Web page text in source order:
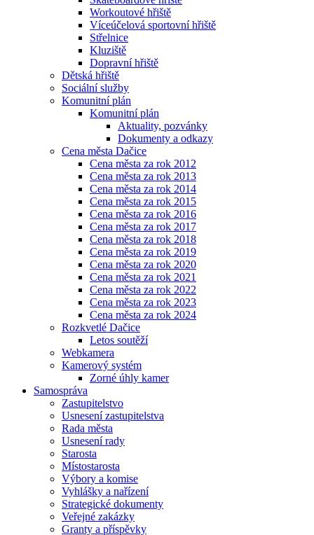
Workoutové hřiště
Víceúčelová sportovní hřiště
Střelnice
Kluziště
Dopravní hřiště
Dětská hřiště
Sociální služby
Komunitní plán
Komunitní plán
Aktuality, pozvánky
Dokumenty a odkazy
Cena města Dačice
Cena města za rok 2012
Cena města za rok 2013
Cena města za rok 2014
Cena města za rok 2015
Cena města za rok 2016
Cena města za rok 2017
Cena města za rok 2018
Cena města za rok 2019
Cena města za rok 2020
Cena města za rok 2021
Cena města za rok 2022
Cena města za rok 2023
Cena města za rok 2024
Rozkvetlé Dačice
Letos soutěží
Webkamera
Kamerový systém
Zorné úhly kamer
Samospráva
Zastupitelstvo
Usnesení zastupitelstva
Rada města
Usnesení rady
Starosta
Místostarosta
Výbory a komise
Vyhlášky a nařízení
Strategické dokumenty
Veřejné zakázky
Granty a příspěvky